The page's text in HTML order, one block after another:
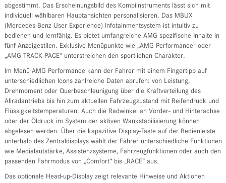
abgestimmt. Das Erscheinungsbild des Kombiinstruments lässt sich mit
individuell wählbaren Hauptansichten personalisieren. Das MBUX
(Mercedes-Benz User Experience) Infotainmentsystem ist intuitiv zu
bedienen und lernfähig. Es bietet umfangreiche AMG-spezifische Inhalte in
fünf Anzeigestilen. Exklusive Menüpunkte wie „AMG Performance“ oder
„AMG TRACK PACE“ unterstreichen den sportlichen Charakter.
Im Menü AMG Performance kann der Fahrer mit einem Fingertipp auf
unterschiedlichen Icons zahlreiche Daten abrufen: von Leistung,
Drehmoment oder Querbeschleunigung über die Kraftverteilung des
Allradantriebs bis hin zum aktuellen Fahrzeugzustand mit Reifendruck und
Flüssigkeitstemperaturen. Auch die Radwinkel an Vorder- und Hinterachse
oder der Öldruck im System der aktiven Wankstabilisierung können
abgelesen werden. Über die kapazitive Display-Taste auf der Bedienleiste
unterhalb des Zentraldisplays wählt der Fahrer unterschiedliche Funktionen
wie Medialautstärke, Assistenzsysteme, Fahrzeugfunktionen oder auch den
passenden Fahrmodus von „Comfort“ bis „RACE“ aus.
Das optionale Head-up-Display zeigt relevante Hinweise und Aktionen